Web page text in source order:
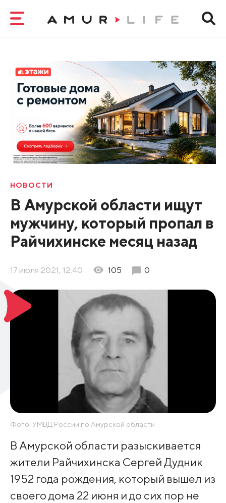
НОВОСТИ
В Амурской области ищут
мужчину, который пропал в
Райчихинске месяц назад
17 июля 2021, 12:40 105 0
Фото: УМВД России по Амурской области
В Амурской области разыскивается
жители Райчихинска Сергей Дудник
1952 года рождения, который вышел из
своего дома 22 июня и до сих пор не